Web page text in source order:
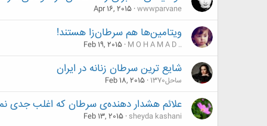
wwwparvane
Apr 16, 2015
ویتامین‌ها هم سرطان‌زا هستند!
M O H A M A D ..
Feb 19, 2015
شایع ترین سرطان زنانه در ایران
ساحل1370 Feb 18, 2015
علائم هشدار دهنده‌ی سرطان که اغلب جدی
sheyda kashani
Feb 13, 2015